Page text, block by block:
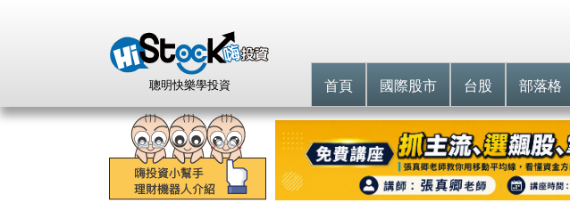
聰明快樂學投資 首頁 國際股市 台股 部落格